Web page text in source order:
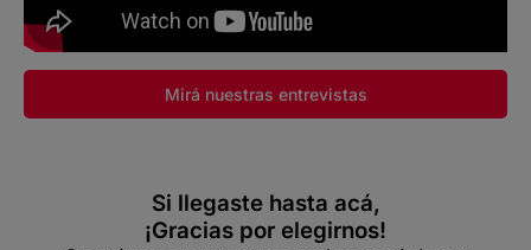
Mirá nuestras entrevistas
Si llegaste hasta acá,
¡Gracias por elegirnos!